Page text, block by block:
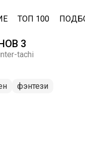
ТОП 100
3
tachi
фэнтези